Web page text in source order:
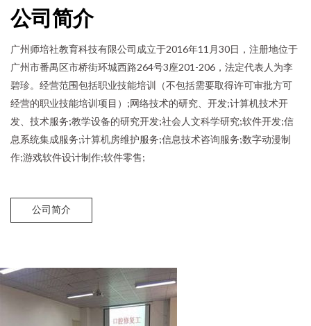
公司简介
广州师培社教育科技有限公司成立于2016年11月30日，注册地位于
广州市番禺区市桥街环城西路264号3座201-206，法定代表人为李
碧珍。经营范围包括职业技能培训（不包括需要取得许可审批方可
经营的职业技能培训项目）;网络技术的研究、开发;计算机技术开
发、技术服务;教学设备的研究开发;社会人文科学研究;软件开发;信
息系统集成服务;计算机房维护服务;信息技术咨询服务;数字动漫制
作;游戏软件设计制作;软件零售;
公司简介